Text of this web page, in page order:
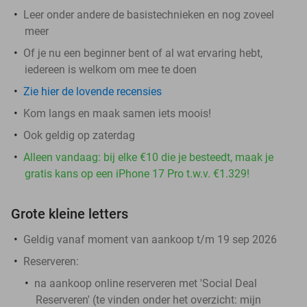
Leer onder andere de basistechnieken en nog zoveel
meer
Of je nu een beginner bent of al wat ervaring hebt,
iedereen is welkom om mee te doen
Zie hier de lovende recensies
Kom langs en maak samen iets moois!
Ook geldig op zaterdag
Alleen vandaag: bij elke €10 die je besteedt, maak je
gratis kans op een iPhone 17 Pro t.w.v. €1.329!
Grote kleine letters
Geldig vanaf moment van aankoop t/m 19 sep 2026
Reserveren:
na aankoop online reserveren met 'Social Deal
Reserveren' (te vinden onder het overzicht: mijn